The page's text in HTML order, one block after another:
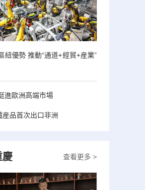
紐優勢 推動“通道+經貿+産業”
進歐洲高端市場
産品首次出口非洲
查看更多 >
慶